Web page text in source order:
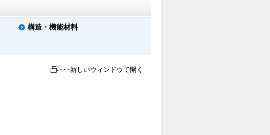
構造・機能材料
･･･新しいウィンドウで開く